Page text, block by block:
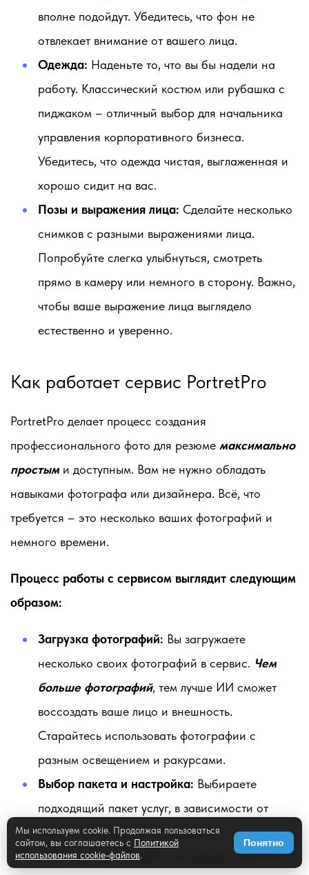
вполне подойдут. Убедитесь, что фон не
отвлекает внимание от вашего лица.
Одежда: Наденьте то, что вы бы надели на
работу. Классический костюм или рубашка с
пиджаком – отличный выбор для начальника
управления корпоративного бизнеса.
Убедитесь, что одежда чистая, выглаженная и
хорошо сидит на вас.
Позы и выражения лица: Сделайте несколько
снимков с разными выражениями лица.
Попробуйте слегка улыбнуться, смотреть
прямо в камеру или немного в сторону. Важно,
чтобы ваше выражение лица выглядело
естественно и уверенно.
Как работает сервис PortretPro
PortretPro делает процесс создания
профессионального фото для резюме максимально
простым и доступным. Вам не нужно обладать
навыками фотографа или дизайнера. Всё, что
требуется – это несколько ваших фотографий и
немного времени.
Процесс работы с сервисом выглядит следующим
образом:
Загрузка фотографий: Вы загружаете
несколько своих фотографий в сервис. Чем
больше фотографий, тем лучше ИИ сможет
воссоздать ваше лицо и внешность.
Старайтесь использовать фотографии с
разным освещением и ракурсами.
Выбор пакета и настройка: Выбираете
подходящий пакет услуг, в зависимости от
ваших потребностей (количество
сгенерированных фото, доступные стили и т.д.).
Мы используем cookie. Продолжая пользоваться
сайтом, вы соглашаетесь с Политикой
использования cookie-файлов.
Понятно